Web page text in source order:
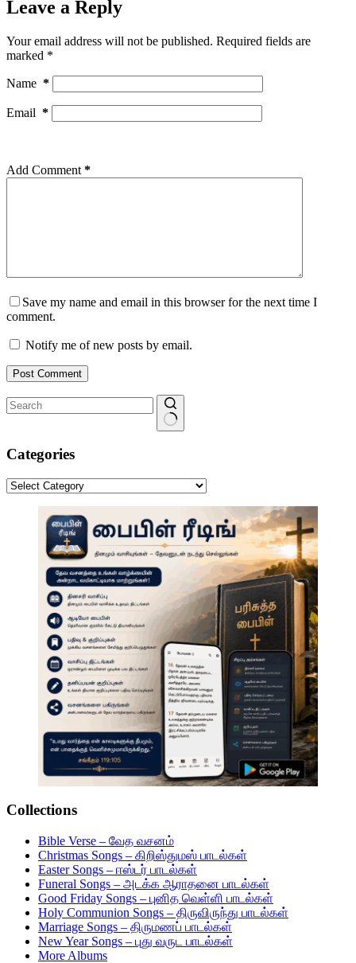
Leave a Reply
Your email address will not be published. Required fields are
marked *
Name *
Email *
Add Comment *
Save my name and email in this browser for the next time I
comment.
Notify me of new posts by email.
Post Comment
results
Categories
Categories
Collections
Bible Verse – வேத வசனம்
Christmas Songs – கிறிஸ்துமஸ் பாடல்கள்
Easter Songs – ஈஸ்டர் பாடல்கள்
Funeral Songs – அடக்க ஆராதனை பாடல்கள்
Good Friday Songs – புனித வெள்ளி பாடல்கள்
Holy Communion Songs – திருவிருந்து பாடல்கள்
Marriage Songs – திருமணப் பாடல்கள்
New Year Songs – புது வருட பாடல்கள்
More Albums